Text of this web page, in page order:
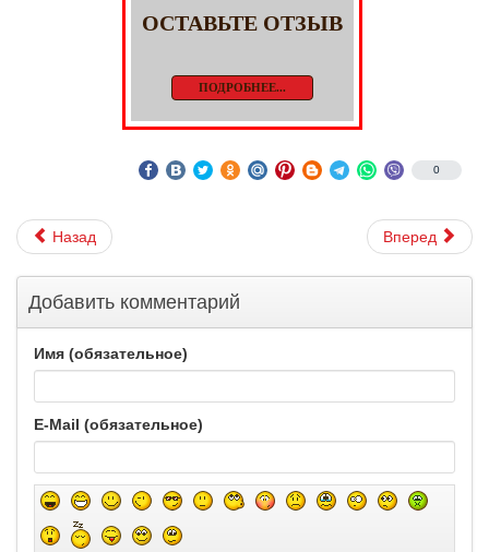
ОСТАВЬТЕ ОТЗЫВ
ПОДРОБНЕЕ...
0
Назад Вперед
Добавить комментарий
Имя (обязательное)
E-Mail (обязательное)